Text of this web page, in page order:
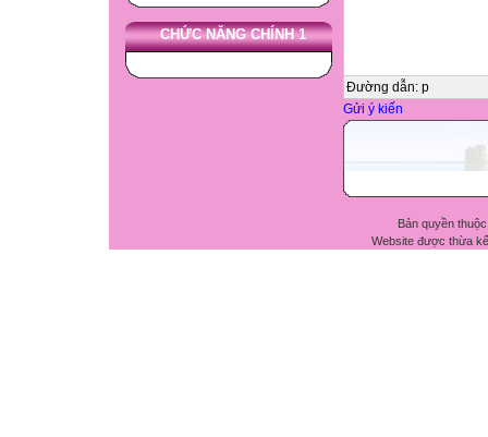
CHỨC NĂNG CHÍNH 1
Đường dẫn: p
Gửi ý kiến
Bản quyền
Website được thừa